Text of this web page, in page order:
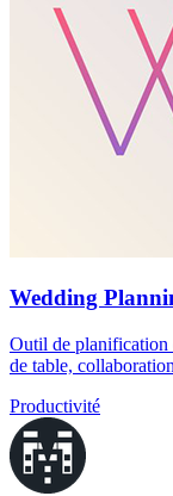
Wedding
Outil de planification
de table,
Productivité